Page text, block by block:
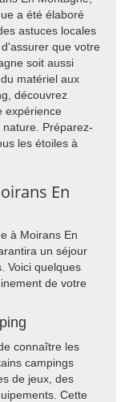
a été élaboré
astuces locales
que votre
soit aussi
matériel aux
découvrez
expérience
Préparez-
les étoiles à
En
à Moirans En
un séjour
Voici quelques
de votre
connaître les
campings
de jeux, des
Cette